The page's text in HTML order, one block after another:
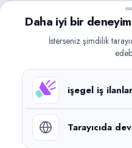
Güncel iş ilanlarını
©2026
Daha iyi bir
İsterseniz şimdilik
işegel iş
Tarayıcıda